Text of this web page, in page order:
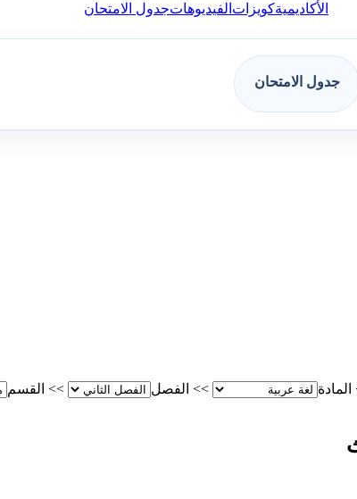
الأكاديميةكويزات الفيديوهاتجدول الامتحان
جدول الامتحان
المادة >> الفصل >> القسم